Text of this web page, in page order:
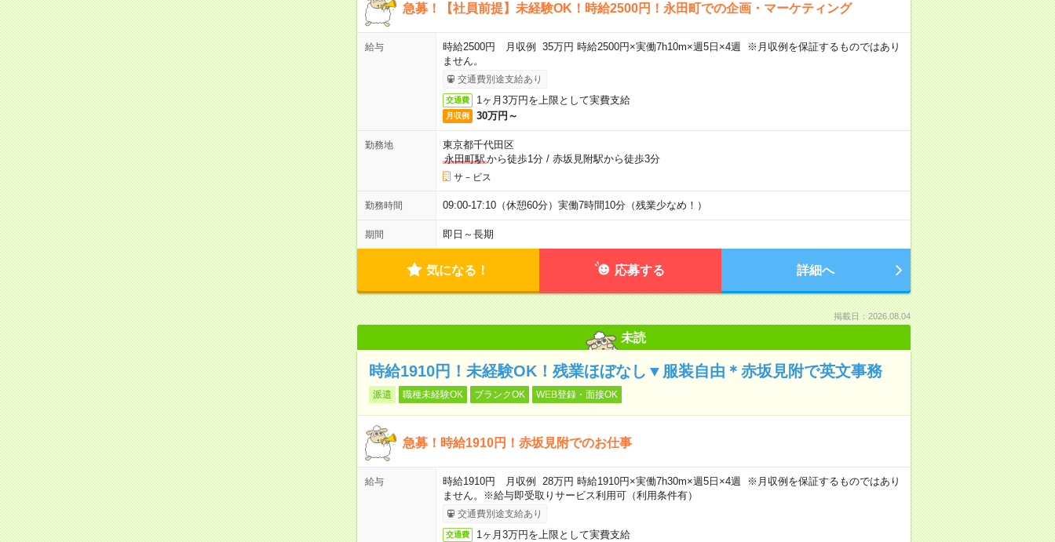
急募！【社員前提】未経験OK！時給2500円！永田町での企画・マーケティング
給与
時給2500円 月収例 35万円 時給2500円×実働7h10m×週5日×4週 ※月収例を保証するものではあり
ません。
交通費別途支給あり
交通費 1ヶ月3万円を上限として実費支給
月収例 30万円～
勤務地
東京都千代田区
永田町駅から徒歩1分/ 赤坂見附駅から徒歩3分
サ－ビス
勤務時間 09:00-17:10（休憩60分）実働7時間10分（残業少なめ！）
期間 即日～長期
気になる！ 応募する 詳細へ
掲載日：2026.08.04
未読
時給1910円！未経験OK！残業ほぼなし▼服装自由＊赤坂見附で英文事務
派遣 職種未経験OK ブランクOK WEB登録・面接OK
急募！時給1910円！赤坂見附でのお仕事
給与
時給1910円 月収例 28万円 時給1910円×実働7h30m×週5日×4週 ※月収例を保証するものではあり
ません。※給与即受取りサービス利用可（利用条件有）
交通費別途支給あり
交通費 1ヶ月3万円を上限として実費支給